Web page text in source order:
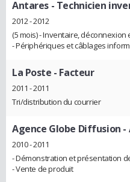
Antares - Technicien
2012 - 2012
(5 mois) - Inventaire,
- Périphériques et câblages
La Poste - Facteur
2011 - 2011
Tri/distribution du courrier
Agence Globe Diffusion -
2010 - 2011
- Démonstration et présentation
- Vente de produit